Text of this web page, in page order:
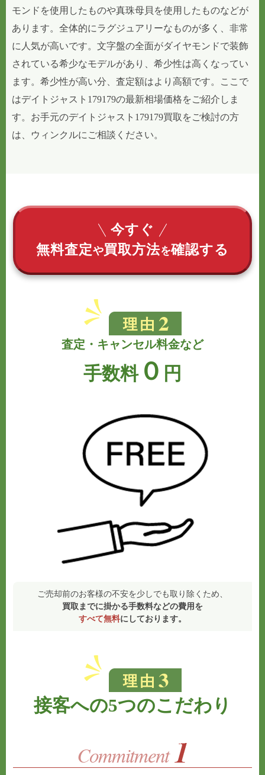
モンドを使用したものや真珠母貝を使用したものなどが
あります。全体的にラグジュアリーなものが多く、非常
に人気が高いです。文字盤の全面がダイヤモンドで装飾
されている希少なモデルがあり、希少性は高くなってい
ます。希少性が高い分、査定額はより高額です。ここで
はデイトジャスト179179の最新相場価格をご紹介しま
す。お手元のデイトジャスト179179買取をご検討の方
は、ウィンクルにご相談ください。
今すぐ
無料査定や買取方法を確認する
査定・キャンセル料金など
手数料０ 円
ご売却前のお客様の不安を少しでも取り除くため、
買取までに掛かる手数料などの費用を
すべて無料にしております。
接客への5つのこだわり